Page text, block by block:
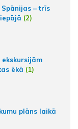
Spānijas – trīs
(2)
ēkā (1)
plāns laikā